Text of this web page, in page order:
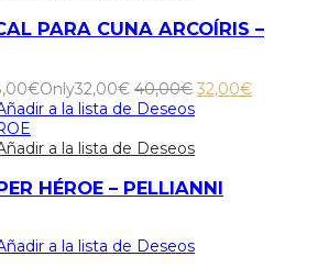
PARA CUNA ARCOÍRIS –
€Only32,00€ 40,00€ El
32,00€El
a la lista de Deseos
a la lista de Deseos
HÉROE – PELLIANNI
a la lista de Deseos